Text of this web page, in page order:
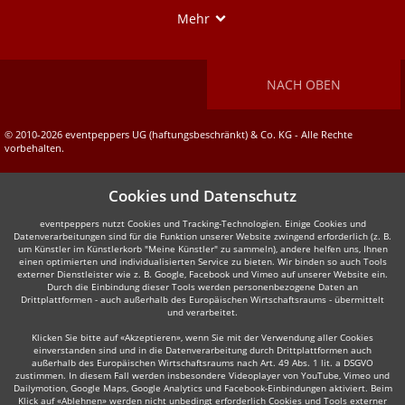
Mehr
NACH OBEN
© 2010-2026 eventpeppers UG (haftungsbeschränkt) & Co. KG - Alle Rechte
vorbehalten.
Cookies und Datenschutz
eventpeppers nutzt Cookies und Tracking-Technologien. Einige Cookies und
Datenverarbeitungen sind für die Funktion unserer Website zwingend erforderlich (z. B.
um Künstler im Künstlerkorb "Meine Künstler" zu sammeln), andere helfen uns, Ihnen
einen optimierten und individualisierten Service zu bieten. Wir binden so auch Tools
externer Dienstleister wie z. B. Google, Facebook und Vimeo auf unserer Website ein.
Durch die Einbindung dieser Tools werden personenbezogene Daten an
Drittplattformen - auch außerhalb des Europäischen Wirtschaftsraums - übermittelt
und verarbeitet.
Klicken Sie bitte auf «Akzeptieren», wenn Sie mit der Verwendung aller Cookies
einverstanden sind und in die Datenverarbeitung durch Drittplattformen auch
außerhalb des Europäischen Wirtschaftsraums nach Art. 49 Abs. 1 lit. a DSGVO
zustimmen. In diesem Fall werden insbesondere Videoplayer von YouTube, Vimeo und
Dailymotion, Google Maps, Google Analytics und Facebook-Einbindungen aktiviert. Beim
Klick auf «Ablehnen» werden nicht unbedingt erforderlich Cookies und Tools externer